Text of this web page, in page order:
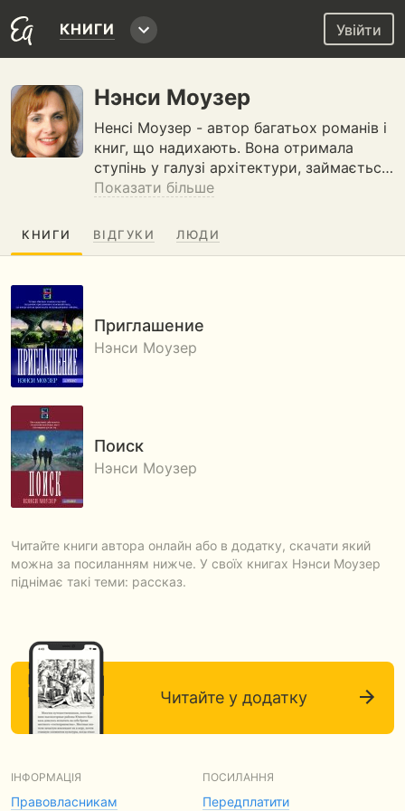
КНИГИ Увійти
Нэнси Моузер
Ненсі Моузер - автор багатьох романів і
книг, що надихають. Вона отримала
ступінь у галузі архітектури, займаєтьс…
Показати більше
КНИГИ ВІДГУКИ ЛЮДИ
Приглашение
Нэнси Моузер
Поиск
Нэнси Моузер
Читайте книги автора онлайн або в додатку, скачати який
можна за посиланням нижче. У своїх книгах Нэнси Моузер
піднімає такі теми: рассказ.
Читайте у додатку
ІНФОРМАЦІЯ
Правовласникам
ПОСИЛАННЯ
Передплатити